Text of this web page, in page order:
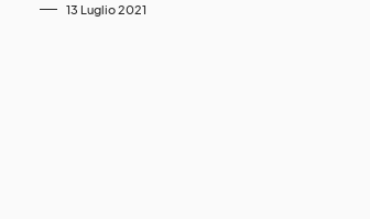
13 Luglio 2021